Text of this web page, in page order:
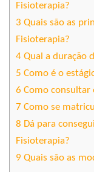
Fisioterapia?
3 Quais são as
Fisioterapia?
4 Qual a duração
5 Como é o
6 Como consultar
7 Como se
8 Dá para
Fisioterapia?
9 Quais são as